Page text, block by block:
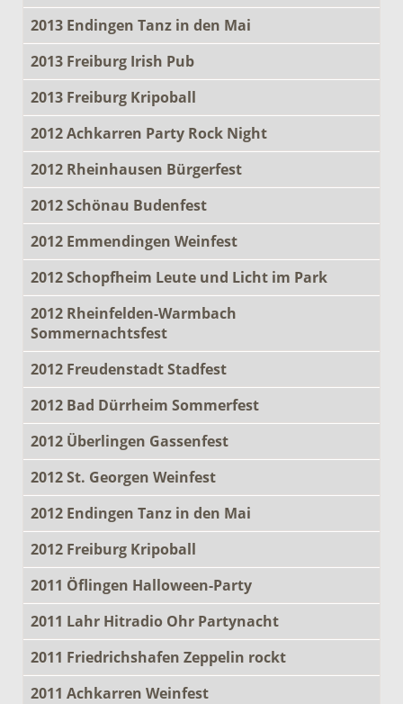
2013 Endingen Tanz in den Mai
2013 Freiburg Irish Pub
2013 Freiburg Kripoball
2012 Achkarren Party Rock Night
2012 Rheinhausen Bürgerfest
2012 Schönau Budenfest
2012 Emmendingen Weinfest
2012 Schopfheim Leute und Licht im Park
2012 Rheinfelden-Warmbach
Sommernachtsfest
2012 Freudenstadt Stadfest
2012 Bad Dürrheim Sommerfest
2012 Überlingen Gassenfest
2012 St. Georgen Weinfest
2012 Endingen Tanz in den Mai
2012 Freiburg Kripoball
2011 Öflingen Halloween-Party
2011 Lahr Hitradio Ohr Partynacht
2011 Friedrichshafen Zeppelin rockt
2011 Achkarren Weinfest